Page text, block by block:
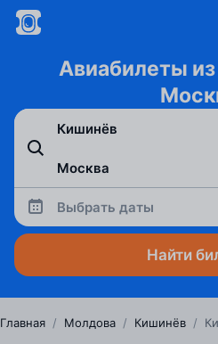
Авиабилеты
Выбрать даты
Найти
Главная / Молдова / Кишинёв /